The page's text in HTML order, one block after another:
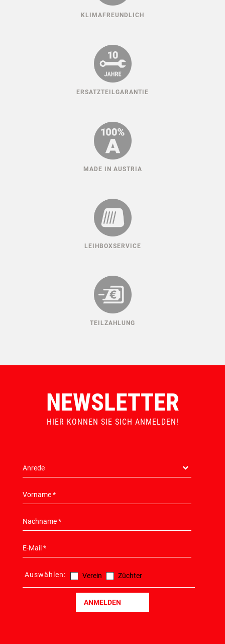
KLIMAFREUNDLICH
ERSATZTEILGARANTIE
MADE IN AUSTRIA
LEIHBOXSERVICE
TEILZAHLUNG
NEWSLETTER
HIER KONNEN SIE SICH ANMELDEN!
Auswählen: Verein Züchter
ANMELDEN